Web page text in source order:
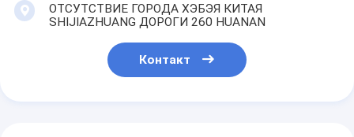
ОТСУТСТВИЕ ГОРОДА ХЭБЭЯ КИТАЯ
SHIJIAZHUANG ДОРОГИ 260 HUANAN
Контакт